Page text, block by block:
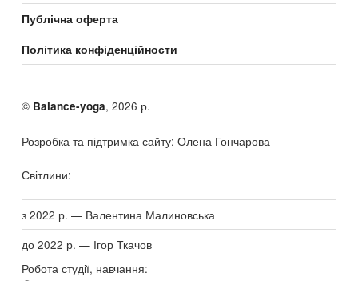
Публічна оферта
Політика конфіденційности
© Balance-yoga, 2026 р.
Розробка та підтримка сайту: Олена Гончарова
Світлини:
з 2022 р. — Валентина Малиновська
до 2022 р. — Ігор Ткачов
Робота студії, навчання: